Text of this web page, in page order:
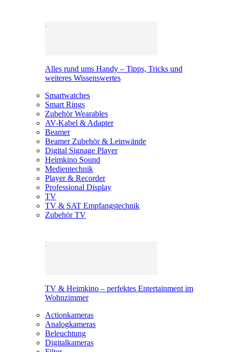
Alles rund ums Handy – Tipps, Tricks und
weiteres Wissenswertes
Smartwatches
Smart Rings
Zubehör Wearables
AV-Kabel & Adapter
Beamer
Beamer Zubehör & Leinwände
Digital Signage Player
Heimkino Sound
Medientechnik
Player & Recorder
Professional Display
TV
TV & SAT Empfangstechnik
Zubehör TV
TV & Heimkino – perfektes Entertainment im
Wohnzimmer
Actionkameras
Analogkameras
Beleuchtung
Digitalkameras